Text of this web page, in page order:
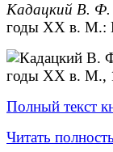
Кадацкий В. Ф.
годы XX в. М.:
Полный текст
Читать